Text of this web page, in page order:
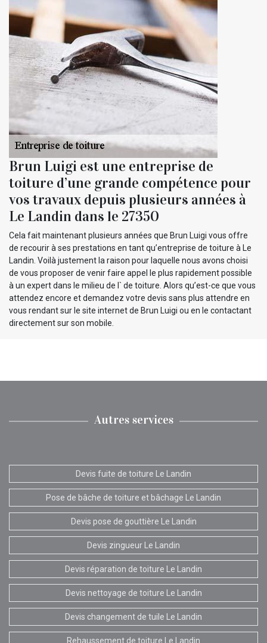
Brun Luigi est une entreprise de
toiture d’une grande compétence pour
vos travaux depuis plusieurs années à
Le Landin dans le 27350
Cela fait maintenant plusieurs années que Brun Luigi vous offre
de recourir à ses prestations en tant qu’entreprise de toiture à Le
Landin. Voilà justement la raison pour laquelle nous avons choisi
de vous proposer de venir faire appel le plus rapidement possible
à un expert dans le milieu de l` de toiture. Alors qu’est-ce que vous
attendez encore et demandez votre devis sans plus attendre en
vous rendant sur le site internet de Brun Luigi ou en le contactant
directement sur son mobile.
Autres services
Devis fuite de toiture Le Landin
Pose de bâche de toiture et bâchage Le Landin
Devis pose de gouttière Le Landin
Devis zingueur Le Landin
Devis réparation de toiture Le Landin
Devis nettoyage de toiture Le Landin
Devis changement de tuile Le Landin
Rehaussement de toiture Le Landin